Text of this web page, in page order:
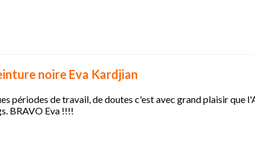
noire Eva Kardjian
périodes de travail, de doutes c'est avec grand plaisir que
BRAVO Eva !!!!